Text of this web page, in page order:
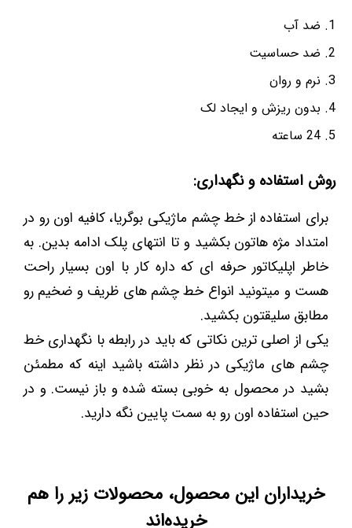
ضد آب
ضد حساسیت
نرم و روان
بدون ریزش و ایجاد لک
24 ساعته
روش استفاده و نگهداری:
برای استفاده از خط چشم ماژیکی بوگریا، کافیه اون رو در
امتداد مژه هاتون بکشید و تا انتهای پلک ادامه بدین. به
خاطر اپلیکاتور حرفه ای که داره کار با اون بسیار راحت
هست و میتونید انواع خط چشم های ظریف و ضخیم رو
مطابق سلیقتون بکشید.
یکی از اصلی ترین نکاتی که باید در رابطه با نگهداری خط
چشم های ماژیکی در نظر داشته باشید اینه که مطمئن
بشید در محصول به خوبی بسته شده و باز نیست. و در
حین استفاده اون رو به سمت پایین نگه دارید.
خریداران این محصول، محصولات زیر را هم
خریده‌اند